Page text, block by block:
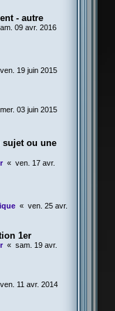
- autre
09 avr. 2016
ven. 19 juin 2015
mer. 03 juin 2015
ou une
« ven. 17 avr.
« ven. 25 avr.
1er
« sam. 19 avr.
ven. 11 avr. 2014